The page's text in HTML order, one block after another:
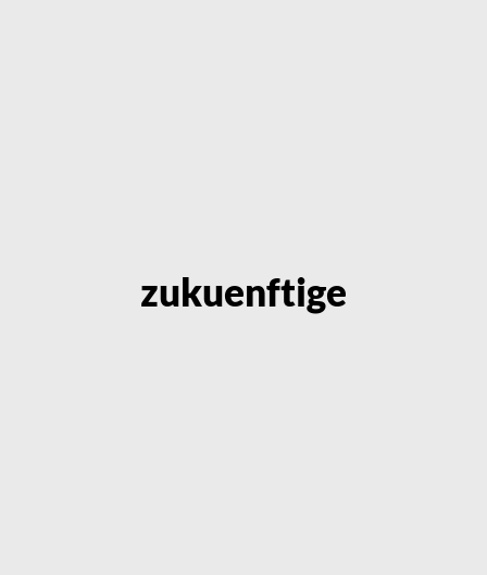
zukuenftige